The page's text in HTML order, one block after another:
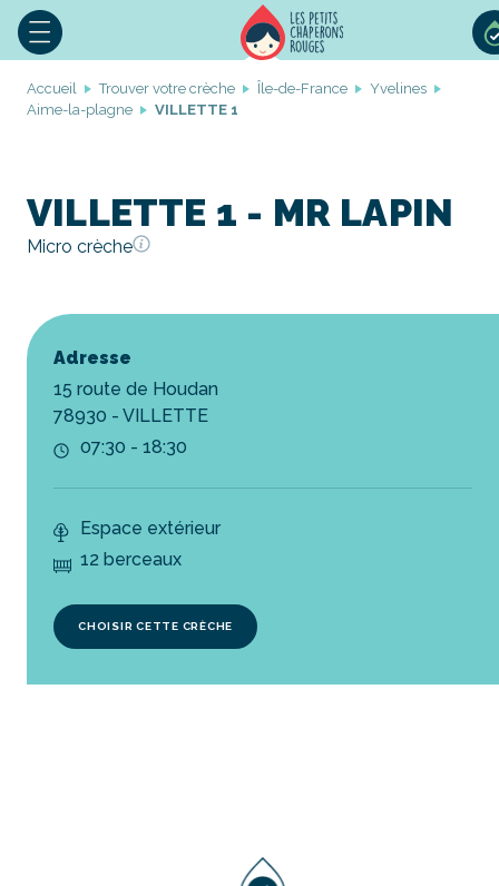
Accueil Trouver votre crèche Île-de-France
Yvelines
Aime-la-plagne
VILLETTE 1
VILLETTE 1 - MR LAPIN
Micro crèche
Adresse
15 route de Houdan
78930 - VILLETTE
07:30 - 18:30
Espace extérieur
12 berceaux
CHOISIR CETTE CRÈCHE